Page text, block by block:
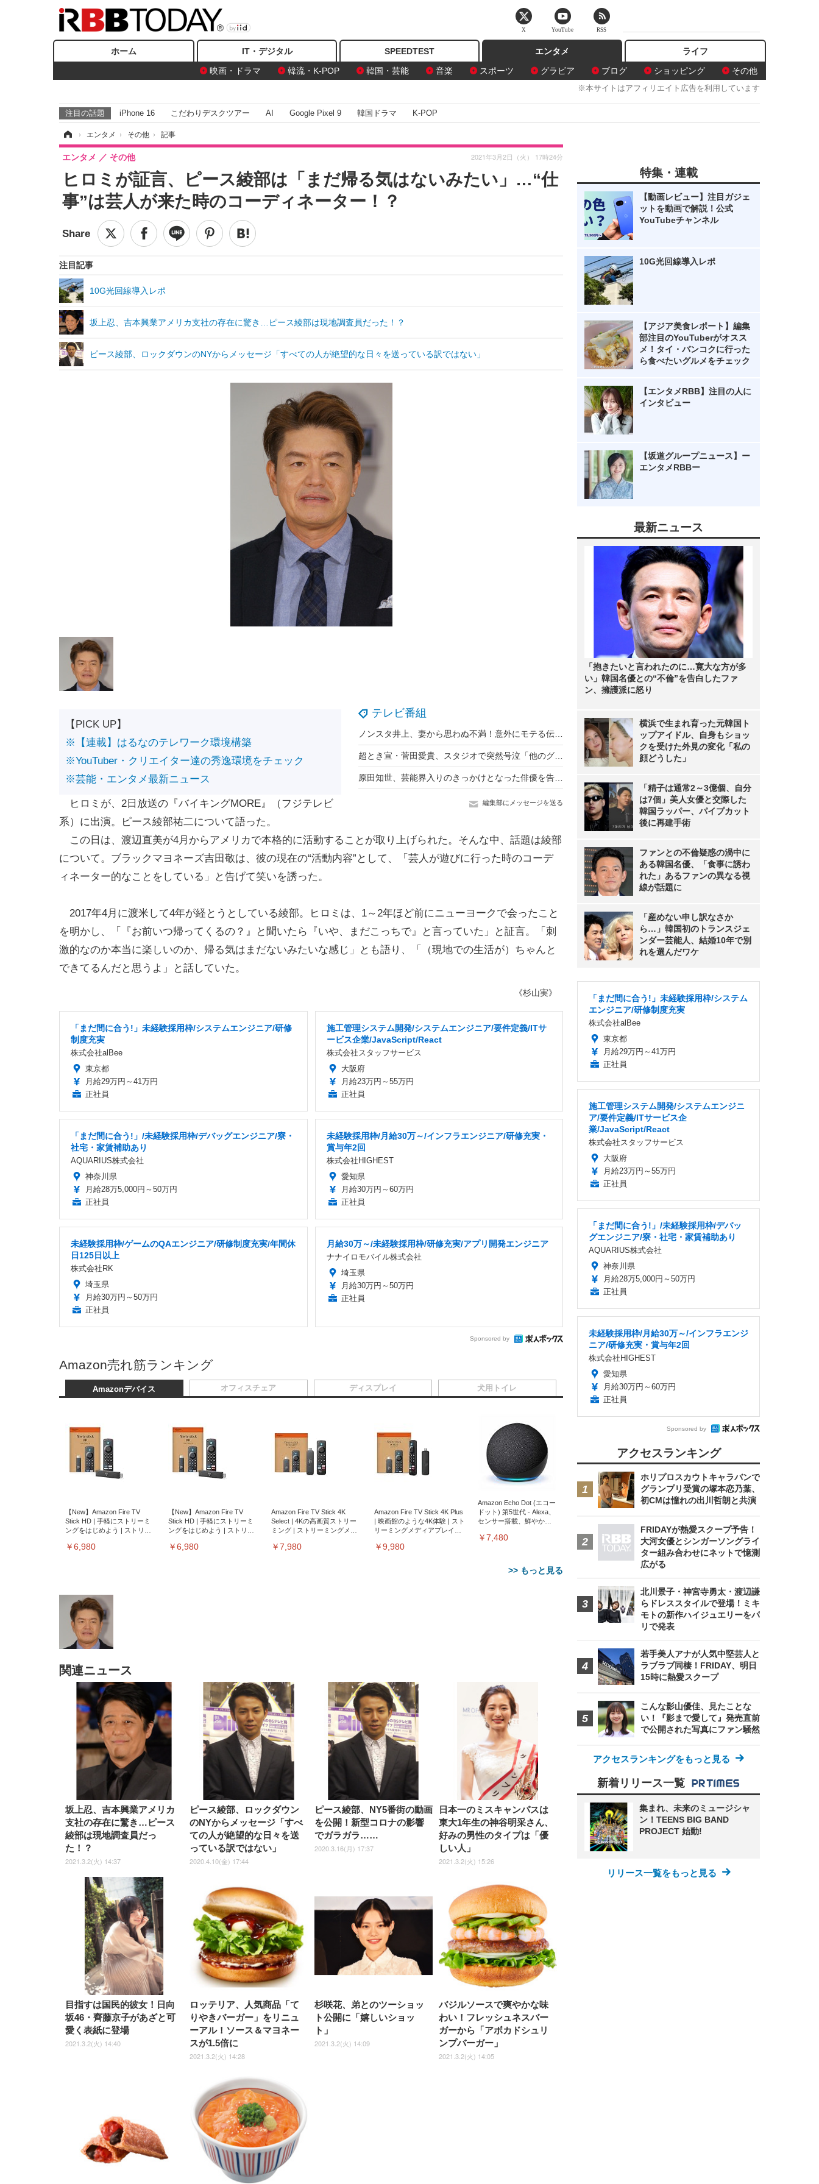
ホーム IT・デジタル SPEEDTEST
エンタメ
映画・ドラマ
韓流・K-POP 韓国・芸能 音楽 スポーツ グラビア ブログ ショッピング その他
ライフ
※本サイトはアフィリエイト広告を利用しています
注目の話題 iPhone 16 こだわりデスクツアー AI Google Pixel 9 韓国ドラマ K-POP
› エンタメ › その他 › 記事
ヒロミが証言、ピース綾部は「まだ帰る気はないみたい」…“仕
事”は芸人が来た時のコーディネーター！？
エンタメ その他 2021年3月2日（火） 17時24分
注目記事
10G光回線導入レポ
坂上忍、吉本興業アメリカ支社の存在に驚き…ピース綾部は現地調査員だった！？
ピース綾部、ロックダウンのNYからメッセージ「すべての人が絶望的な日々を送っている訳ではない」
テレビ番組
編集部にメッセージを送る
【PICK UP】
※【連載】はるなのテレワーク環境構築
※YouTuber・クリエイター達の秀逸環境をチェック
※芸能・エンタメ最新ニュース
ヒロミが、2日放送の『バイキングMORE』（フジテレビ
系）に出演。ピース綾部祐二について語った。
この日は、渡辺直美が4月からアメリカで本格的に活動することが取り上げられた。そんな中、話題は綾部
について。ブラックマヨネーズ吉田敬は、彼の現在の“活動内容”として、「芸人が遊びに行った時のコーデ
ィネーター的なことをしている」と告げて笑いを誘った。
2017年4月に渡米して4年が経とうとしている綾部。ヒロミは、1～2年ほど前にニューヨークで会ったこと
を明かし、「『お前いつ帰ってくるの？』と聞いたら『いや、まだこっちで』と言っていた」と証言。「刺
激的なのか本当に楽しいのか、帰る気はまだないみたいな感じ」とも語り、「（現地での生活が）ちゃんと
できてるんだと思うよ」と話していた。
《杉山実》
「まだ間に合う!」未経験採用枠/システムエンジニア/研修
制度充実
株式会社alBee
東京都
月給29万円～41万円
正社員
施工管理システム開発/システムエンジニア/要件定義/ITサ
ービス企業/JavaScript/React
株式会社スタッフサービス
大阪府
月給23万円～55万円
正社員
「まだ間に合う!」/未経験採用枠/デバッグエンジニア/寮・
社宅・家賃補助あり
AQUARIUS株式会社
神奈川県
月給28万5,000円～50万円
正社員
未経験採用枠/月給30万～/インフラエンジニア/研修充実・
賞与年2回
株式会社HIGHEST
愛知県
月給30万円～60万円
正社員
未経験採用枠/ゲームのQAエンジニア/研修制度充実/年間休
日125日以上
株式会社RK
埼玉県
月給30万円～50万円
正社員
月給30万～/未経験採用枠/研修充実/アプリ開発エンジニア
ナナイロモバイル株式会社
埼玉県
月給30万円～50万円
正社員
Sponsored by
Amazon売れ筋ランキング
Amazonデバイス
【New】Amazon Fire TV
Stick HD | 手軽にストリーミ
ングをはじめよう | ストリー
￥6,980
【New】Amazon Fire TV
Stick HD | 手軽にストリーミ
ングをはじめよう | ストリー
￥6,980
Amazon Fire TV Stick 4K
Select | 4Kの高画質ストリー
ミング | ストリーミングメデ
￥7,980
Amazon Fire TV Stick 4K Plus
| 映画館のような4K体験 | スト
リーミングメディアプレイヤ
￥9,980
Amazon Echo Dot (エコー
ドット) 第5世代 - Alexa、
センサー搭載、鮮やかな
￥7,480
>> もっと見る
オフィスチェア
[EdoErgo] オフィスチェア 椅
子 テレワーク 疲れない 跳ね
上げ式アームレスト コンパク
ト 約105度ロッキング pc 事務
椅子 360度回転 座面昇降 強化
ナイロン樹脂ベース 通気性メ
ッシュ 在宅ワーク H-
WY01(黒網+黒枠+黒足)
￥5,699
SIHOO B100 オフィスチェア
／デスクチェア メッシュチェ
ア 人間工学 疲れない ブラッ
ク
￥27,999
Sezlife オフィスチェア デスク
チェア 疲れない テレワーク
チェア 強化バックレスト 30
度ロッキング機能 人間工学 椅
子 腰サポート 90度跳ね上げ
式アームレスト 3Dヘッドレス
ト ハンガー付き 高反発クッシ
ョン PCチェア 通気性メッシ
ュ ゲーミング/勉強/事務用 お
￥7,680
Sezlife オフィスチェア デスク
チェア 疲れない テレワーク
チェア 強化バックレスト 30度
ロッキング機能 人間工学 椅子
腰サポート 90度跳ね上げ式ア
ームレスト 3Dヘッドレスト
ハンガー付き 高反発クッショ
ン PCチェア 通気性メッシュ
ゲーミング/勉強/事務用 おし
ゃれ パソコンチェア (ホワイ
ト)
￥7,680
ANDWINT オフィスチェ
ア デスクチェア 肘なし メ
ッシュ 通気性 ランバーサ
ポート付き 腰サポート ガ
ス圧無段階昇降 360度回
転 キャスター付き コンパ
クト 幅52×奥行58.5×高さ
84～96cm テレワーク 在
宅勤務 ブラック
￥4,139
ディスプレイ
EIZO ビジネス向けプレミア
ムモニター | FlexScan
EV3240X-WT | 31.5型4K
UHD・USB Type-C・ホワイ
￥105,595
EIZO ビジネス向けプレミア
ムモニター | FlexScan
EV2740X-WT | 27.0型4K
UHD・USB Type-C・ホワイ
ト
￥109,572
【純正品】27"ゲーミングモ
ニター DualSense 充電フッ
ク付き（CFI-ZDM1J）
￥49,979
【整備済み品】Dell
E2724HS 27インチ 液晶モ
ニター フル
HD（1920×1080）VA 非光
沢 HDMI/DisplayPort/VGA
スピーカー内蔵 高さ調整 ス
イベル VESA対応
ComfortView ビジネス向け
￥15,800
【MiniLED/24.5inch/280Hz/FHD】
GRAPHT THE SHOOTER
Gaming Monitor 24” Essential ゲ
ーミングモニター QD 24.5インチ
1ms FHD 量子ドット 残像低減 (3
年保証 | 輝点保証 | 日本メーカー)
￥34,980
犬用トイレ
Amazonベーシック ペットシ
ーツ 薄型 レギュラー 1回使い
捨て 無香料 ホワイト 300枚
￥3,373
Amazonベーシック ペットシ
ーツ 厚型 ワイド 42枚x2袋(84
枚) ホワイト(吸収面:ライトブ
ルー)
ネオ・ルーライフ ネオ・オム
ツ L 中型犬用 26枚入り 単品
￥1,800
Smart Basic(スマートベーシ
ック) 【Amazon.co.jp限定】
Smart Basic アイリスオーヤマ
ペットシーツ 超厚型 お徳用
ワイド 100枚入 (x 1) (ケース
販売)
￥3,670
アイリスオーヤマ ペット
シーツ 超厚型 お徳用 レギ
ュラー 200枚入
【Amazon.co.jp限定】
￥3,731
関連ニュース
坂上忍、吉本興業アメリカ
支社の存在に驚き…ピース
綾部は現地調査員だっ
た！？
2021.3.2(火) 14:37
ピース綾部、ロックダウン
のNYからメッセージ「すべ
ての人が絶望的な日々を送
っている訳ではない」
2020.4.10(金) 17:44
ピース綾部、NY5番街の動画
を公開！新型コロナの影響
でガラガラ……
2020.3.16(月) 17:37
日本一のミスキャンパスは
東大1年生の神谷明采さん、
好みの男性のタイプは「優
しい人」
2021.3.2(火) 15:26
目指すは国民的彼女！日向
坂46・齊藤京子があざと可
愛く表紙に登場
2021.3.2(火) 14:40
ロッテリア、人気商品「て
りやきバーガー」をリニュ
ーアル！ソース＆マヨネー
スが1.5倍に
2021.3.2(火) 14:28
杉咲花、弟とのツーショッ
ト公開に「嬉しいショッ
ト」
2021.3.2(火) 14:09
バジルソースで爽やかな味
わい！フレッシュネスバー
ガーから「アボカドシュリ
ンプバーガー」
2021.3.2(火) 14:05
特集・連載
【動画レビュー】注目ガジェ
ットを動画で解説！公式
YouTubeチャンネル
10G光回線導入レポ
【アジア美食レポート】編集
部注目のYouTuberがオスス
メ！タイ・バンコクに行った
ら食べたいグルメをチェック
【エンタメRBB】注目の人に
インタビュー
【坂道グループニュース】ー
エンタメRBBー
最新ニュース
「抱きたいと言われたのに…寛大な方が多
い」韓国名優との“不倫”を告白したファ
ン、擁護派に怒り
横浜で生まれ育った元韓国ト
ップアイドル、自身もショッ
クを受けた外見の変化「私の
顔どうした」
「精子は通常2～3億個、自分
は7個」美人女優と交際した
韓国ラッパー、パイプカット
後に再建手術
ファンとの不倫疑惑の渦中に
ある韓国名優、「食事に誘わ
れた」あるファンの異なる視
線が話題に
「産めない申し訳なさか
ら…」韓国初のトランスジェ
ンダー芸能人、結婚10年で別
れを選んだワケ
「まだ間に合う!」未経験採用枠/システム
エンジニア/研修制度充実
株式会社alBee
東京都
月給29万円～41万円
正社員
施工管理システム開発/システムエンジニ
ア/要件定義/ITサービス企
業/JavaScript/React
株式会社スタッフサービス
大阪府
月給23万円～55万円
正社員
「まだ間に合う!」/未経験採用枠/デバッ
グエンジニア/寮・社宅・家賃補助あり
AQUARIUS株式会社
神奈川県
月給28万5,000円～50万円
正社員
未経験採用枠/月給30万～/インフラエンジ
ニア/研修充実・賞与年2回
株式会社HIGHEST
愛知県
月給30万円～60万円
正社員
Sponsored by
アクセスランキング
ホリプロスカウトキャラバンで
グランプリ受賞の塚本恋乃葉、
初CMは憧れの出川哲朗と共演
FRIDAYが熱愛スクープ予告！
大河女優とシンガーソングライ
ター組み合わせにネットで憶測
広がる
北川景子・神宮寺勇太・渡辺謙
らドレススタイルで登場！ミキ
モトの新作ハイジュエリーをパ
リで発表
若手美人アナが人気中堅芸人と
ラブラブ同棲！FRIDAY、明日
15時に熱愛スクープ
こんな影山優佳、見たことな
い！『影まで愛して』発売直前
で公開された写真にファン騒然
アクセスランキングをもっと見る
新着リリース一覧
集まれ、未来のミュージシャ
ン！TEENS BIG BAND
PROJECT 始動!
リリース一覧をもっと見る
X YouTube RSS